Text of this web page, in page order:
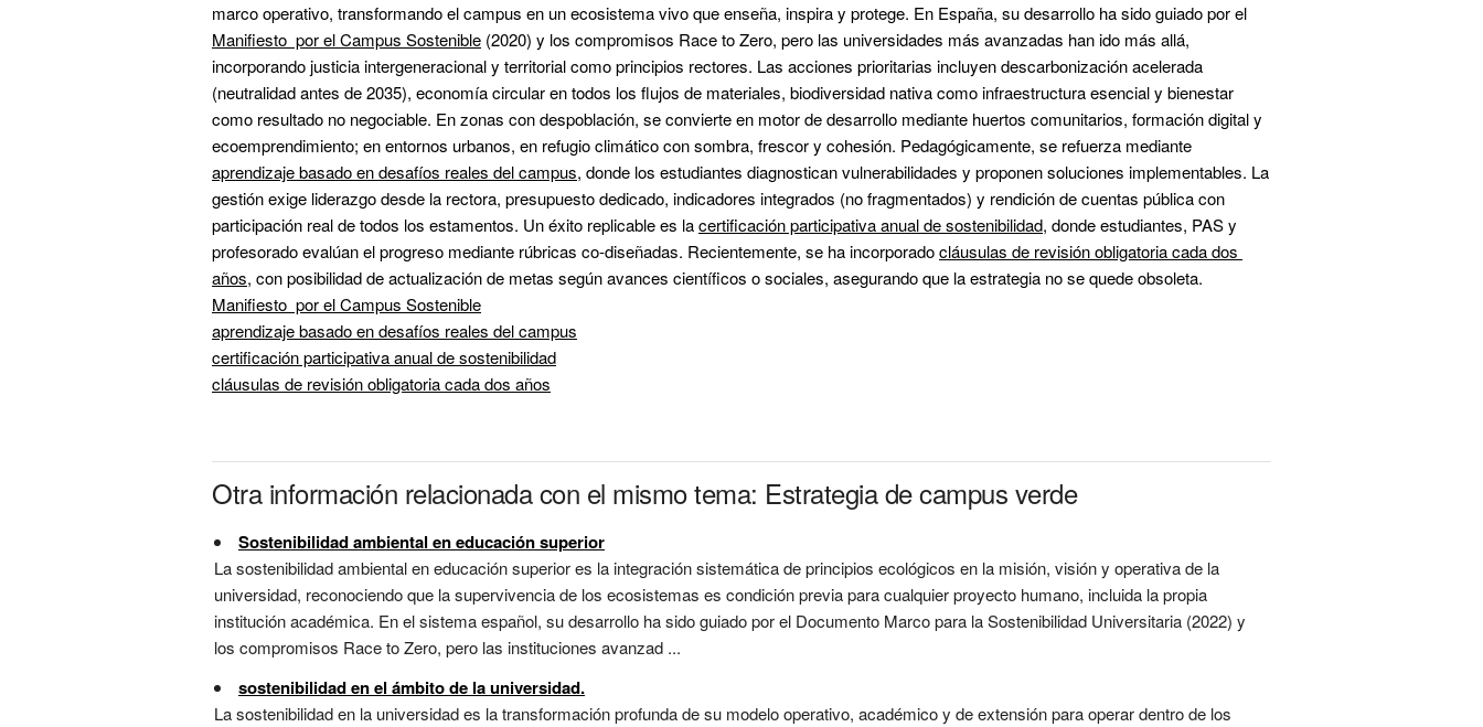
Manifiesto  por el Campus Sostenible (2020) y los compromisos Race to Zero, pero las universidades más avanzadas han ido más allá,
incorporando justicia intergeneracional y territorial como principios rectores. Las acciones prioritarias incluyen descarbonización acelerada
(neutralidad antes de 2035), economía circular en todos los flujos de materiales, biodiversidad nativa como infraestructura esencial y bienestar
como resultado no negociable. En zonas con despoblación, se convierte en motor de desarrollo mediante huertos comunitarios, formación digital y
aprendizaje basado en desafíos reales del campus, donde los estudiantes diagnostican vulnerabilidades y proponen soluciones implementables. La
gestión exige liderazgo desde la rectora, presupuesto dedicado, indicadores integrados (no fragmentados) y rendición de cuentas pública con
participación real de todos los estamentos. Un éxito replicable es la certificación participativa anual de sostenibilidad, donde estudiantes, PAS y
profesorado evalúan el progreso mediante rúbricas co-diseñadas. Recientemente, se ha incorporado cláusulas de revisión obligatoria cada dos
años
Manifiesto  por el Campus Sostenible
aprendizaje basado en desafíos reales del campus
certificación participativa anual de sostenibilidad
cláusulas de revisión obligatoria cada dos años
Otra información relacionada con el mismo tema: Estrategia de campus verde
Sostenibilidad ambiental en educación superior
La sostenibilidad ambiental en educación superior es la integración sistemática de principios ecológicos en la misión, visión y operativa de la
universidad, reconociendo que la supervivencia de los ecosistemas es condición previa para cualquier proyecto humano, incluida la propia
institución académica. En el sistema español, su desarrollo ha sido guiado por el Documento Marco para la Sostenibilidad Universitaria (2022) y
los compromisos Race to Zero, pero las instituciones avanzad ...
sostenibilidad en el ámbito de la universidad.
La sostenibilidad en la universidad es la transformación profunda de su modelo operativo, académico y de extensión para operar dentro de los